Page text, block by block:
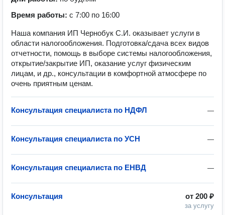
Время работы: с 7:00 по 16:00
Наша компания ИП Чернобук С.И. оказывает услуги в
области налогообложения. Подготовка/сдача всех видов
отчетности, помощь в выборе системы налогообложения,
открытие/закрытие ИП, оказание услуг физическим
лицам, и др., консультации в комфортной атмосфере по
очень приятным ценам.
—
Консультация специалиста по НДФЛ
—
Консультация специалиста по УСН
—
Консультация специалиста по ЕНВД
от 200 ₽
за услугу
Консультация